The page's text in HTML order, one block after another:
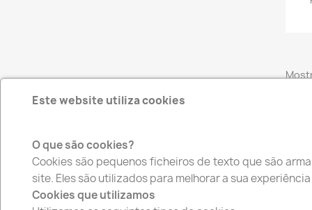
FacebookInstagram
Este website utiliza cookies
O que são cookies?
Cookies são pequenos ficheiros de texto que são
site. Eles são utilizados para melhorar a sua
Cookies que utilizamos